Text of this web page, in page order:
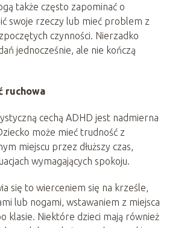
także często zapominać o
swoje rzeczy lub mieć problem z
czynności. Nierzadko
jednocześnie, ale nie kończą
ruchowa
cechą ADHD jest nadmierna
może mieć trudność z
miejscu przez dłuższy czas,
wymagających spokoju.
się to wierceniem się na krześle,
lub nogami, wstawaniem z miejsca
klasie. Niektóre dzieci mają również